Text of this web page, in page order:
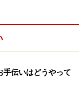
伝いはどうやって